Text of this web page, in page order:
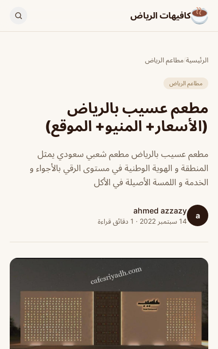
كافيهات الرياض
الرئيسية/مطاعم الرياض
مطاعم الرياض
مطعم عسيب بالرياض
(الأسعار+ المنيو+ الموقع)
مطعم عسيب بالرياض مطعم شعبي سعودي يمثل
المنطقة و الهوية الوطنية في مستوى الرقي بالأجواء و
الخدمة و اللمسة الأصيلة في الأكل
a
ahmed azzazy
14 سبتمبر 2022 · 1 دقائق قراءة